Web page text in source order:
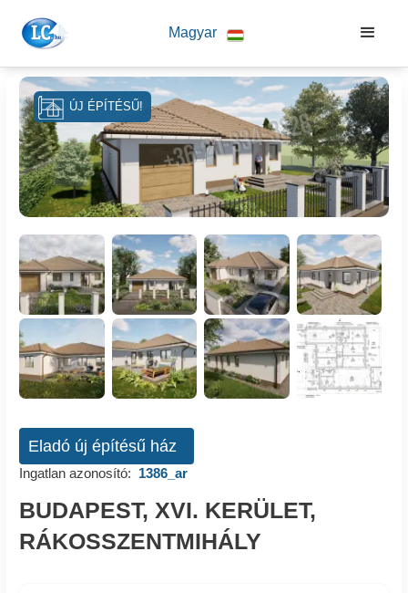
Magyar
ÚJ ÉPÍTÉSŰ!
Eladó új építésű ház
Ingatlan azonosító: 1386_ar
BUDAPEST, XVI. KERÜLET,
RÁKOSSZENTMIHÁLY